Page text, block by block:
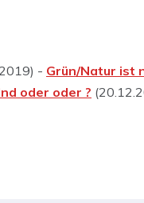
- Grün/Natur ist
oder oder ?